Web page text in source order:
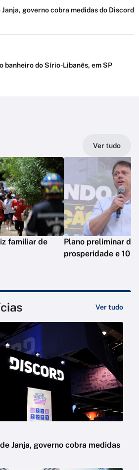
governo cobra medidas do Discord
banheiro do Sírio-Libanês, em SP
Ver tudo
familiar de
Plano preliminar de
prosperidade e 10
Ver tudo
Janja, governo cobra medidas